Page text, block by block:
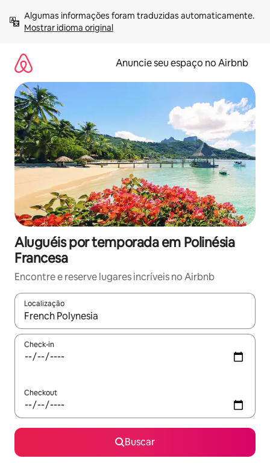
para
Mostrar idioma original
Anuncie seu espaço no Airbnb
Aluguéis por temporada em Polinésia
Francesa
Encontre e reserve lugares incríveis no Airbnb
Localização
Quando os resultados estiverem disponíveis, explore-os
Check-in
Checkout
Buscar